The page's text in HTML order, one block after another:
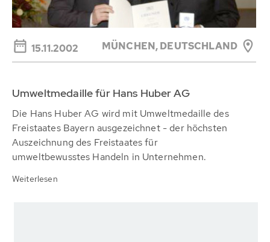
15.11.2002 MÜNCHEN,DEUTSCHLAND
Umweltmedaille für Hans Huber AG
Die Hans Huber AG wird mit Umweltmedaille des
Freistaates Bayern ausgezeichnet - der höchsten
Auszeichnung des Freistaates für
umweltbewusstes Handeln in Unternehmen.
Weiterlesen